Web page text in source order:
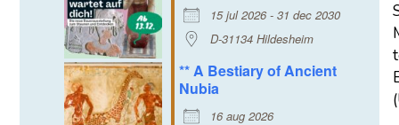
15 jul 2026 - 31 dec 2030
D-31134 Hildesheim
** A Bestiary of Ancient
Nubia
16 aug 2026